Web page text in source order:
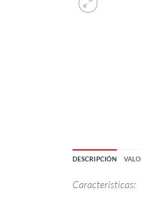
DESCRIPCIÓN
Características: